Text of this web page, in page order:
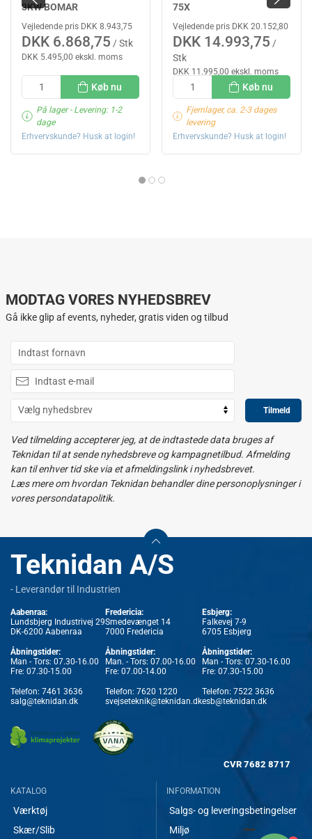
3KW BOMAR
Vejledende pris DKK 8.943,75
DKK 6.868,75 / Stk
DKK 5.495,00 ekskl. moms
Køb nu
På lager- Levering: 1-2
dage
Erhvervskunde? Husk at login!
75X
Vejledende pris DKK 20.152,80
DKK 14.993,75 /
Stk
DKK 11.995,00 ekskl. moms
Køb nu
Fjernlager, ca. 2-3 dages
levering
Erhvervskunde? Husk at login!
MODTAG VORES NYHEDSBREV
Gå ikke glip af events, nyheder, gratis viden og tilbud
Tilmeld
Ved tilmelding accepterer jeg, at de indtastede data bruges af
Teknidan til at sende nyhedsbreve og kampagnetilbud. Afmelding
kan til enhver tid ske via et afmeldingslink i nyhedsbrevet.
Læs mere om hvordan Teknidan behandler dine personoplysninger i
vores persondatapolitik.
Teknidan A/S
- Leverandør til Industrien
Aabenraa:
Lundsbjerg Industrivej 29
DK-6200 Aabenraa
Åbningstider:
Man - Tors: 07.30-16.00
Fre: 07.30-15.00
Telefon: 7461 3636
salg@teknidan.dk
Fredericia:
Smedevænget 14
7000 Fredericia
Åbningstider:
Man. - Tors: 07.00-16.00
Fre: 07.00-14.00
Telefon: 7620 1220
svejseteknik@teknidan.dk
Esbjerg:
Falkevej 7-9
6705 Esbjerg
Åbningstider:
Man - Tors: 07.30-16.00
Fre: 07.30-15.00
Telefon: 7522 3636
esb@teknidan.dk
CVR 7682 8717
KATALOG
Værktøj
Skær/Slib
INFORMATION
Salgs- og leveringsbetingelser
Miljø